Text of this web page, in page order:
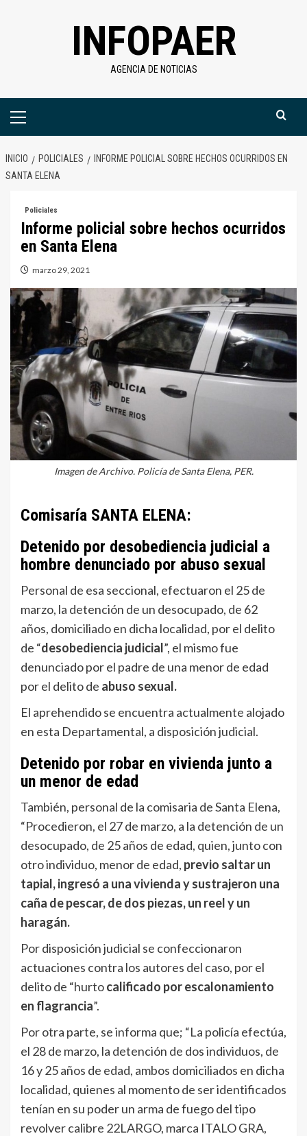
INFOPAER
AGENCIA DE NOTICIAS
Menú
INICIO POLICIALES
INFORME POLICIAL SOBRE HECHOS OCURRIDOS EN
SANTA ELENA
Policiales
Informe policial sobre hechos ocurridos
en Santa Elena
marzo 29, 2021
Imagen de Archivo. Policía de Santa Elena, PER.
Comisaría SANTA ELENA:
Detenido por desobediencia judicial a
hombre denunciado por abuso sexual
Personal de esa seccional, efectuaron el 25 de
marzo, la detención de un desocupado, de 62
años, domiciliado en dicha localidad, por el delito
de “desobediencia judicial”, el mismo fue
denunciado por el padre de una menor de edad
por el delito de abuso sexual.
El aprehendido se encuentra actualmente alojado
en esta Departamental, a disposición judicial.
Detenido por robar en vivienda junto a
un menor de edad
También, personal de la comisaria de Santa Elena,
“Procedieron, el 27 de marzo, a la detención de un
desocupado, de 25 años de edad, quien, junto con
otro individuo, menor de edad, previo saltar un
tapial, ingresó a una vivienda y sustrajeron una
caña de pescar, de dos piezas, un reel y un
haragán.
Por disposición judicial se confeccionaron
actuaciones contra los autores del caso, por el
delito de “hurtocalificado por escalonamiento
en flagrancia”.
Por otra parte, se informa que; “La policía efectúa,
el 28 de marzo, la detención de dos individuos, de
16 y 25 años de edad, ambos domiciliados en dicha
localidad, quienes al momento de ser identificados
tenían en su poder un arma de fuego del tipo
revolver calibre 22LARGO, marca ITALO GRA,